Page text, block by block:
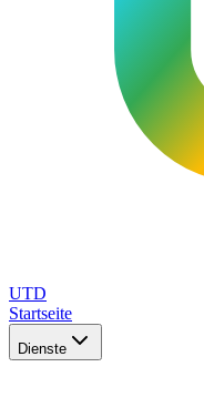
UTD
Startseite
Dienste